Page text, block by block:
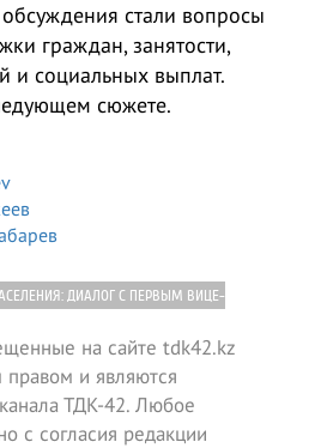
стали вопросы
граждан, занятости,
и социальных выплат.
сюжете.
ДИАЛОГ С ПЕРВЫМ ВИЦЕ-
на сайте tdk42.kz
и являются
ТДК-42. Любое
с согласия редакции